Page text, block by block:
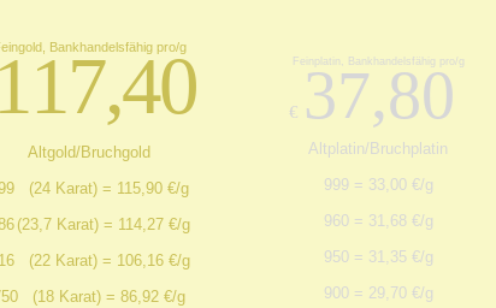
Bankhandelsfähig pro/g
Altgold/Bruchgold
(24 Karat) = 115,90 €/g
(23,7 Karat) = 114,27 €/g
(22 Karat) = 106,16 €/g
(18 Karat) = 86,92 €/g
€
37,80
Feinplatin, Bankhandelsfähig pro/g
Altplatin/Bruchplatin
999 = 33,00 €/g
960 = 31,68 €/g
950 = 31,35 €/g
900 = 29,70 €/g